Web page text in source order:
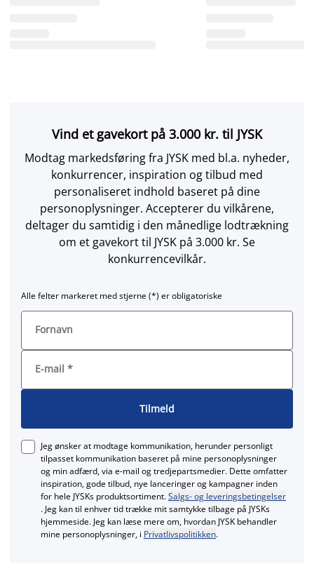
Vind et gavekort på 3.000 kr. til JYSK
Modtag markedsføring fra JYSK med bl.a. nyheder,
konkurrencer, inspiration og tilbud med
personaliseret indhold baseret på dine
personoplysninger. Accepterer du vilkårene,
deltager du samtidig i den månedlige lodtrækning
om et gavekort til JYSK på 3.000 kr. Se
konkurrencevilkår.
Alle felter markeret med stjerne (*) er obligatoriske
Fornavn
E-mail *
Tilmeld
Jeg ønsker at modtage kommunikation, herunder personligt
tilpasset kommunikation baseret på mine personoplysninger
og min adfærd, via e‑mail og tredjepartsmedier. Dette omfatter
inspiration, gode tilbud, nye lanceringer og kampagner inden
for hele JYSKs produktsortiment.Salgs- og leveringsbetingelser
. Jeg kan til enhver tid trække mit samtykke tilbage på JYSKs
hjemmeside. Jeg kan læse mere om, hvordan JYSK behandler
mine personoplysninger, i Privatlivspolitikken.